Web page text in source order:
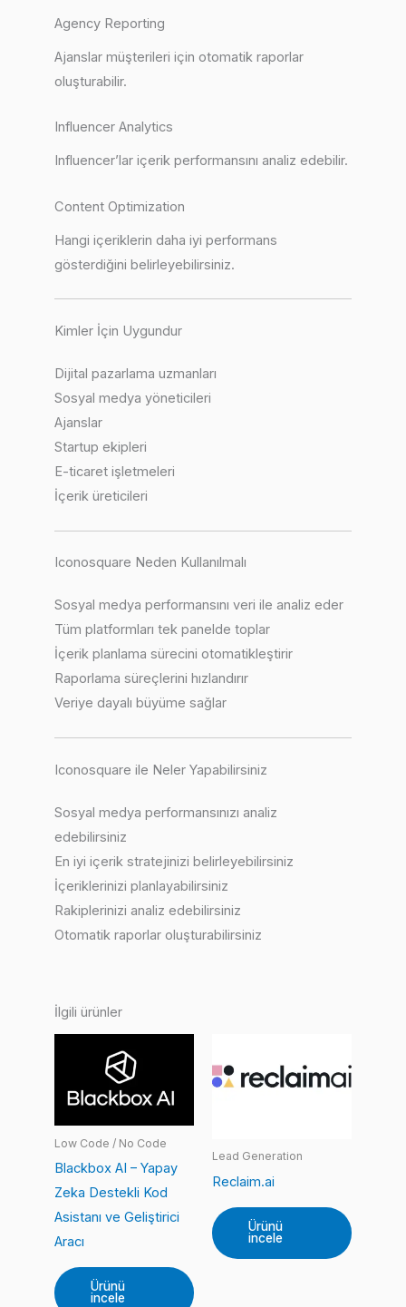
Agency Reporting
Ajanslar müşterileri için otomatik raporlar
oluşturabilir.
Influencer Analytics
Influencer’lar içerik performansını analiz edebilir.
Content Optimization
Hangi içeriklerin daha iyi performans
gösterdiğini belirleyebilirsiniz.
Kimler İçin Uygundur
Dijital pazarlama uzmanları
Sosyal medya yöneticileri
Ajanslar
Startup ekipleri
E-ticaret işletmeleri
İçerik üreticileri
Iconosquare Neden Kullanılmalı
Sosyal medya performansını veri ile analiz eder
Tüm platformları tek panelde toplar
İçerik planlama sürecini otomatikleştirir
Raporlama süreçlerini hızlandırır
Veriye dayalı büyüme sağlar
Iconosquare ile Neler Yapabilirsiniz
Sosyal medya performansınızı analiz
edebilirsiniz
En iyi içerik stratejinizi belirleyebilirsiniz
İçeriklerinizi planlayabilirsiniz
Rakiplerinizi analiz edebilirsiniz
Otomatik raporlar oluşturabilirsiniz
İlgili ürünler
Low Code / No Code
Blackbox AI – Yapay
Zeka Destekli Kod
Asistanı ve Geliştirici
Aracı
Ürünü
incele
Lead Generation
Reclaim.ai
Ürünü
incele